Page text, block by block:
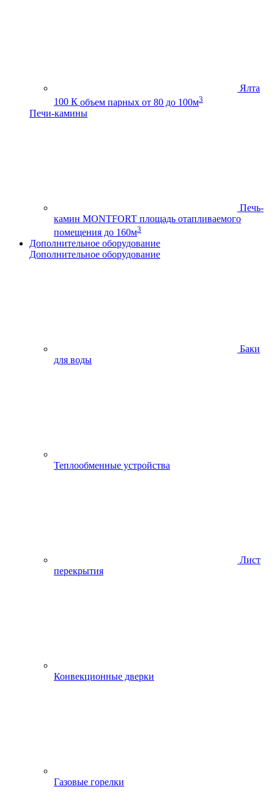
Ялта
100 К объем парных от 80 до 100м3
Печи-камины
Печь-
камин MONTFORT площадь отапливаемого
помещения до 160м3
Дополнительное оборудование
Дополнительное оборудование
Баки
для воды
Теплообменные устройства
Лист
перекрытия
Конвекционные дверки
Газовые горелки